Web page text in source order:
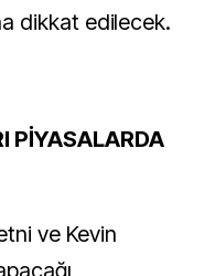
dikkat edilecek.
PİYASALARDA
ve Kevin